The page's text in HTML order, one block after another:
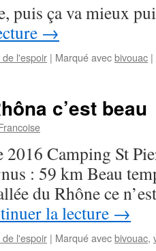
puis ça va mieux
→
l'espoir | Marqué avecbivouac |
c’est beau
2016 Camping St
: 59 km Beau
du Rhône ce
la lecture →
l'espoir | Marqué avecbivouac,